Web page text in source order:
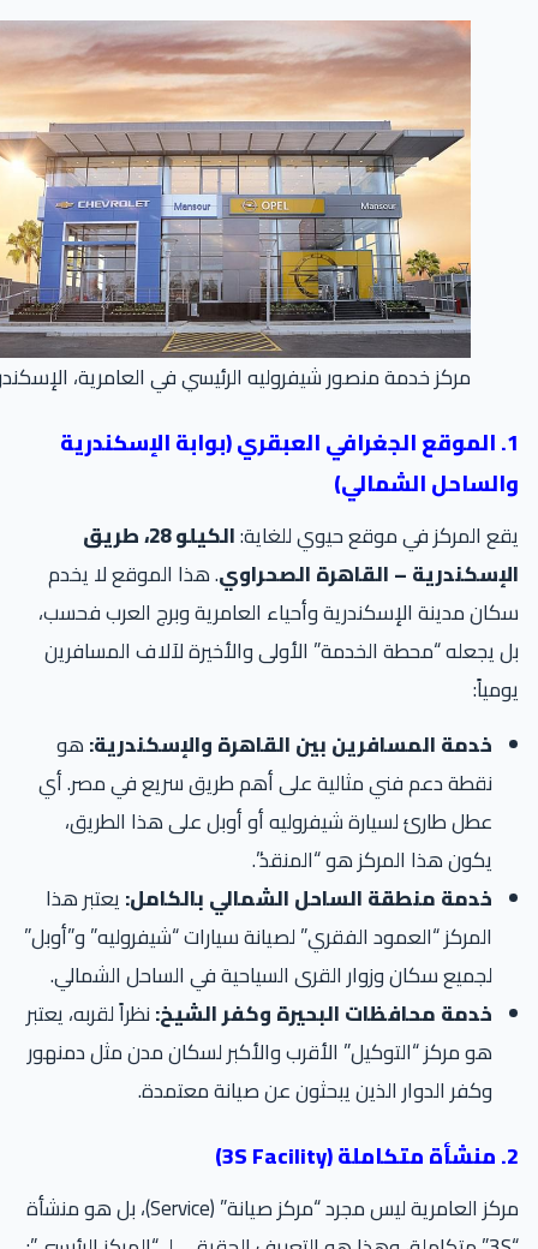
مركز خدمة منصور شيفروليه الرئيسي في العامرية، الإسكندرية
1. الموقع الجغرافي العبقري (بوابة الإسكندرية
الشمالي)
المركز في موقع حيوي للغاية:
الكيلو 28، طريق
– القاهرة الصحراوي. هذا الموقع لا يخدم
مدينة الإسكندرية وأحياء العامرية وبرج العرب فحسب،
يجعله “محطة الخدمة” الأولى والأخيرة لآلاف المسافرين
خدمة المسافرين بين القاهرة والإسكندرية:هو
نقطة دعم فني مثالية على أهم طريق سريع في مصر. أي
عطل طارئ لسيارة شيفروليه أو أوبل على هذا الطريق،
يكون هذا المركز هو “المنقذ”.
خدمة منطقة الساحل الشمالي بالكامل:يعتبر هذا
المركز “العمود الفقري” لصيانة سيارات “شيفروليه” و”أوبل”
لجميع سكان وزوار القرى السياحية في الساحل الشمالي.
خدمة محافظات البحيرة وكفر الشيخ:نظراً لقربه، يعتبر
هو مركز “التوكيل” الأقرب والأكبر لسكان مدن مثل دمنهور
وكفر الدوار الذين يبحثون عن صيانة معتمدة.
مركز العامرية ليس مجرد “مركز صيانة” (Service)، بل هو منشأة